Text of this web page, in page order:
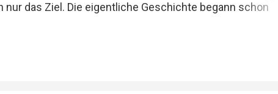
das Ziel. Die eigentliche Geschichte begann schon
im Kopf bleiben als jede Rechnung. Felix, Ich , Mario